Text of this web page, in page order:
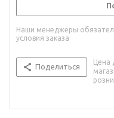
Наши менеджеры
условия заказа
Поделиться
Цена